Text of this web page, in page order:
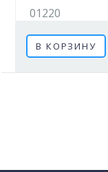
01220
В КОРЗИНУ